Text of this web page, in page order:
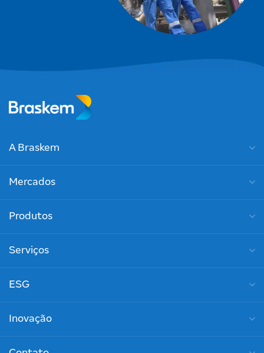
A Braskem
Mercados
Produtos
Serviços
ESG
Inovação